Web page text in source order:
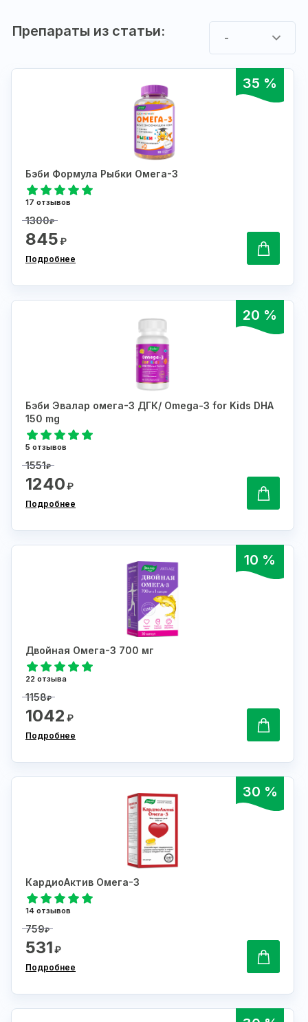
Препараты из статьи: -
35 %
Бэби Формула Рыбки Омега-3
17 отзывов
1300₽
845₽
Подробнее
20 %
Бэби Эвалар омега-3 ДГК/ Omega-3 for Kids DHA
150 mg
5 отзывов
1551₽
1240₽
Подробнее
10 %
Двойная Омега-3 700 мг
22 отзыва
1158₽
1042 ₽
Подробнее
30 %
КардиоАктив Омега-3
14 отзывов
759₽
531₽
Подробнее